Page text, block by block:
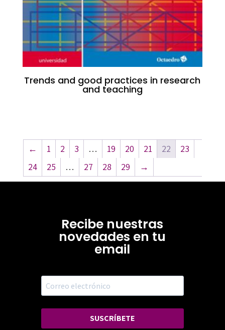
Trends and good practices in research
and teaching
← 1 2 3 … 19 20 21 22
23
24
25 … 27 28 29 →
Recibe nuestras
novedades en tu
email
SUSCRÍBETE